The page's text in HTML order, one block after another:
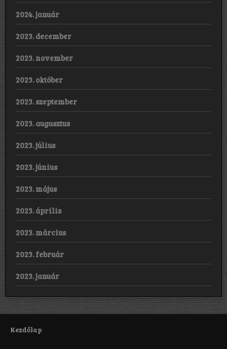
2024. január
2023. december
2023. november
2023. október
2023. szeptember
2023. augusztus
2023. július
2023. június
2023. május
2023. április
2023. március
2023. február
2023. január
Kezdőlap